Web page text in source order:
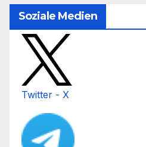
Soziale Medien
Twitter - X